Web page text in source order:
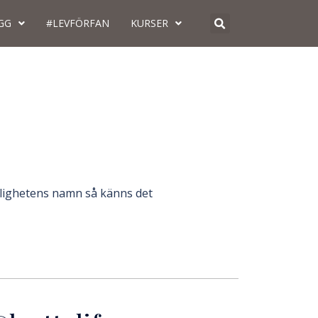
#LEVFÖRFAN KURSER
namn så känns det